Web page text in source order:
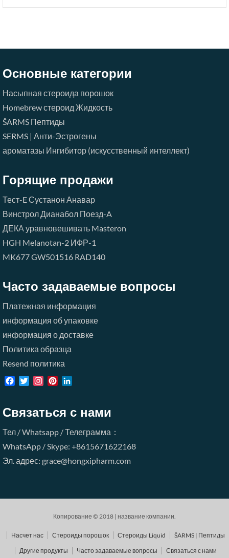
Основные категории
Насыпная стероида порошок
Homebrew стероид Жидкость
ŠARMS Пептиды
SERMS | Анти-Эстрогены
ароматазы Ингибитор (искусственный интеллект)
Горящие продажи
Тест-EСустанон Анавар
ВинстролДианабол Поезд-A
ДЕКА уравновешивать Masteron
HGH Melanotan-2 ИФР-1
MK677GW501516 RAD140
Часто задаваемые вопросы
Платежная информация
информация об упаковке
информация о доставке
Политика образца
Resend политика
Facebook
TwitterInstagramPinterest
Связаться с нами
Тел / Whatsapp / Телеграмма：
WhatsApp / Skype: +8615671622168
Эл. адрес: grace@hongxipharm.com
Копирование © 2018 | название компании.
Насчет нас Стероиды порошок Стероиды Liquid
ŠARMS | Пептиды
Другие продукты
Часто задаваемые вопросы Связаться с нами